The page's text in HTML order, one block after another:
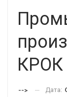
КРОК
--> Дата: